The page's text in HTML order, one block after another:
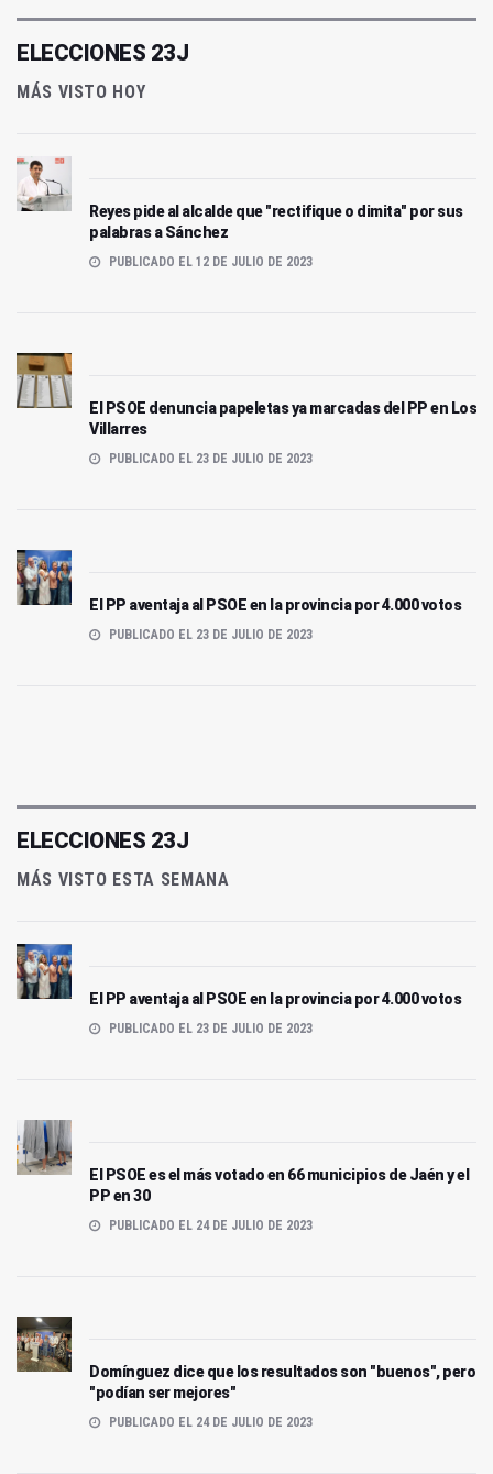
ELECCIONES 23J
MÁS VISTO HOY
Reyes pide al alcalde que "rectifique o dimita" por sus
palabras a Sánchez
PUBLICADO EL 12 DE JULIO DE 2023
El PSOE denuncia papeletas ya marcadas del PP en Los
Villarres
PUBLICADO EL 23 DE JULIO DE 2023
El PP aventaja al PSOE en la provincia por 4.000 votos
PUBLICADO EL 23 DE JULIO DE 2023
ELECCIONES 23J
MÁS VISTO ESTA SEMANA
El PP aventaja al PSOE en la provincia por 4.000 votos
PUBLICADO EL 23 DE JULIO DE 2023
El PSOE es el más votado en 66 municipios de Jaén y el
PP en 30
PUBLICADO EL 24 DE JULIO DE 2023
Domínguez dice que los resultados son "buenos", pero
"podían ser mejores"
PUBLICADO EL 24 DE JULIO DE 2023